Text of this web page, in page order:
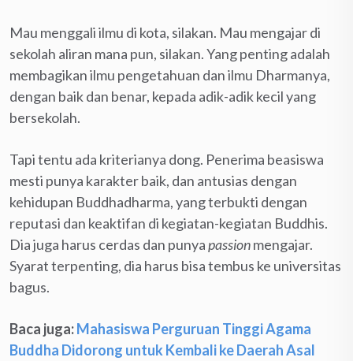
Mau menggali ilmu di kota, silakan. Mau mengajar di
sekolah aliran mana pun, silakan. Yang penting adalah
membagikan ilmu pengetahuan dan ilmu Dharmanya,
dengan baik dan benar, kepada adik-adik kecil yang
bersekolah.
Tapi tentu ada kriterianya dong. Penerima beasiswa
mesti punya karakter baik, dan antusias dengan
kehidupan Buddhadharma, yang terbukti dengan
reputasi dan keaktifan di kegiatan-kegiatan Buddhis.
Dia juga harus cerdas dan punyapassionmengajar.
Syarat terpenting, dia harus bisa tembus ke universitas
bagus.
Baca juga:Mahasiswa Perguruan Tinggi Agama
Buddha Didorong untuk Kembali ke Daerah Asal